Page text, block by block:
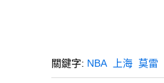
關鍵字: NBA 上海 莫雷